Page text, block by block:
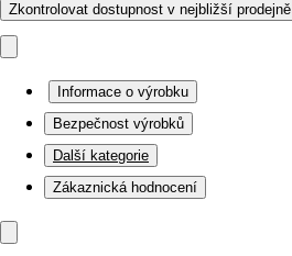
Zkontrolovat dostupnost v nejbližší prodejně
Informace o výrobku
Bezpečnost výrobků
Další kategorie
Zákaznická hodnocení